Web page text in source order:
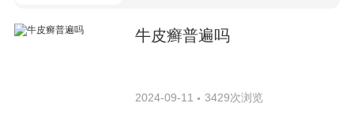
牛皮癣普遍吗
2024-09-11 3429次浏览